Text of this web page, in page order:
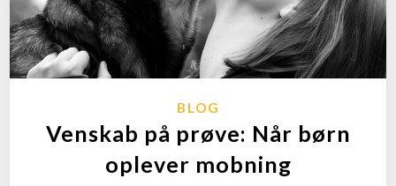
BLOG
Venskab på prøve: Når børn
oplever mobning